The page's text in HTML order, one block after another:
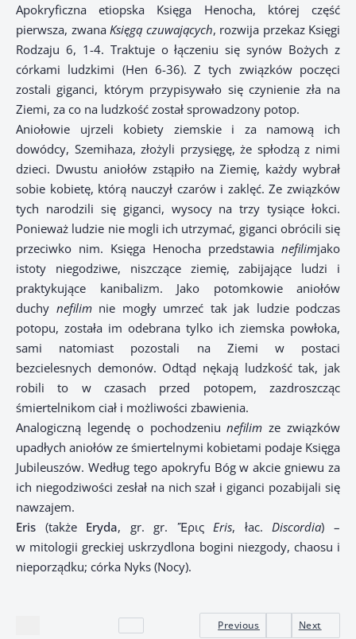
Apokryficzna etiopska Księga Henocha, której część
pierwsza, zwana Księgą czuwających, rozwija przekaz Księgi
Rodzaju 6, 1-4. Traktuje o łączeniu się synów Bożych z
córkami ludzkimi (Hen 6-36). Z tych związków poczęci
zostali giganci, którym przypisywało się czynienie zła na
Ziemi, za co na ludzkość został sprowadzony potop.
Aniołowie ujrzeli kobiety ziemskie i za namową ich
dowódcy, Szemihaza, złożyli przysięgę, że spłodzą z nimi
dzieci. Dwustu aniołów zstąpiło na Ziemię, każdy wybrał
sobie kobietę, którą nauczył czarów i zaklęć. Ze związków
tych narodzili się giganci, wysocy na trzy tysiące łokci.
Ponieważ ludzie nie mogli ich utrzymać, giganci obrócili się
przeciwko nim. Księga Henocha przedstawia nefilimjako
istoty niegodziwe, niszczące ziemię, zabijające ludzi i
praktykujące kanibalizm. Jako potomkowie aniołów
duchy nefilimnie mogły umrzeć tak jak ludzie podczas
potopu, została im odebrana tylko ich ziemska powłoka,
sami natomiast pozostali na Ziemi w postaci
bezcielesnych demonów. Odtąd nękają ludzkość tak, jak
robili to w czasach przed potopem, zazdroszcząc
śmiertelnikom ciał i możliwości zbawienia.
Analogiczną legendę o pochodzeniunefilim ze związków
upadłych aniołów ze śmiertelnymi kobietami podaje Księga
Jubileuszów. Według tego apokryfu Bóg w akcie gniewu za
ich niegodziwości zesłał na nich szał i giganci pozabijali się
nawzajem.
Eris (także Eryda, gr. gr. Ἔρις Eris, łac. Discordia) –
w mitologii greckiej uskrzydlona bogini niezgody, chaosu i
nieporządku; córka Nyks (Nocy).
Previous Next